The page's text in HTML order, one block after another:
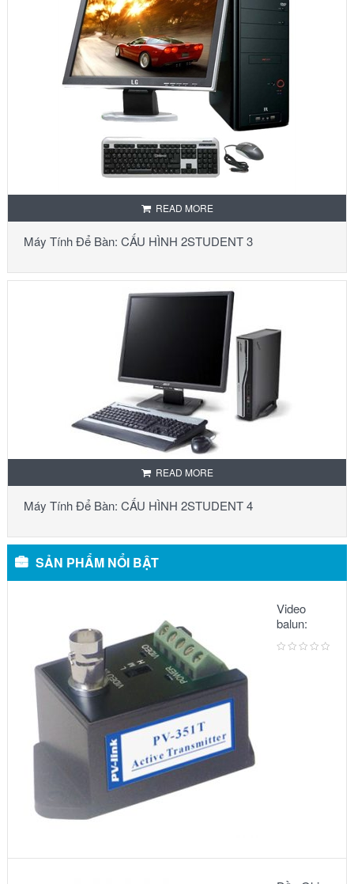
READ MORE
Máy Tính Để Bàn: CẤU HÌNH 2STUDENT 3
READ MORE
Máy Tính Để Bàn: CẤU HÌNH 2STUDENT 4
SẢN PHẨM NỔI BẬT
Video
balun:
METSUKI
MS-351T